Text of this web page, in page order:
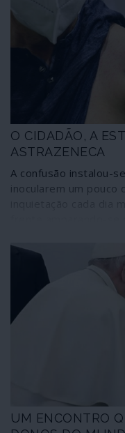
O CIDADÃO, A
ASTRAZENECA
A confusão instalou-
inocularem um pouco
que a vida humana
As coisas estão, de
AstraZeneca contra
certeza
“seguro e eficaz” e
estivesse a
efectivamente o
uma pessoa é
UM ENCONTRO